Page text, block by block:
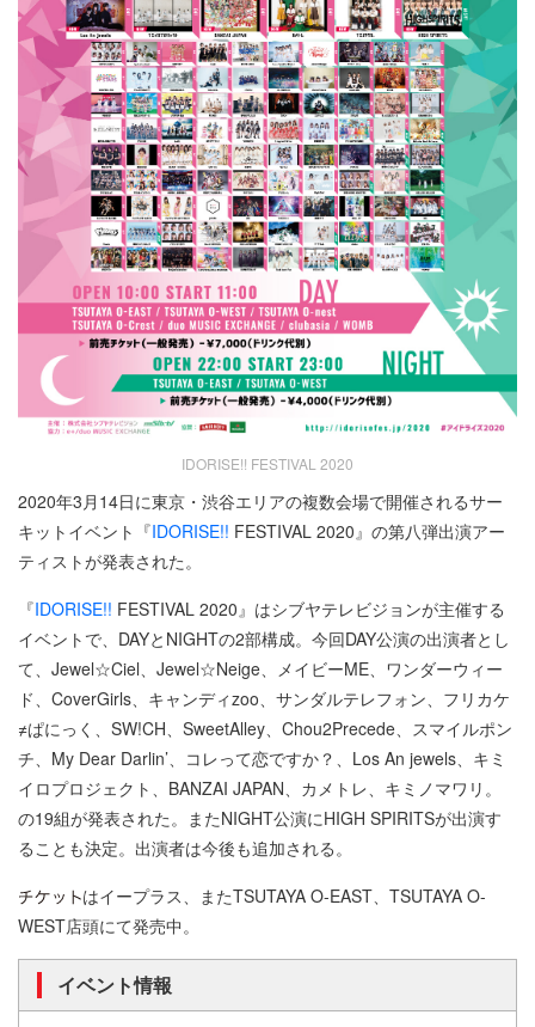
IDORISE!! FESTIVAL 2020
2020年3月14日に東京・渋谷エリアの複数会場で開催されるサー
キットイベント『IDORISE!! FESTIVAL 2020』の第八弾出演アー
ティストが発表された。
『IDORISE!! FESTIVAL 2020』はシブヤテレビジョンが主催する
イベントで、DAYとNIGHTの2部構成。今回DAY公演の出演者とし
て、Jewel☆Ciel、Jewel☆Neige、メイビーME、ワンダーウィー
ド、CoverGirls、キャンディzoo、サンダルテレフォン、フリカケ
≠ぱにっく、SW!CH、SweetAlley、Chou2Precede、スマイルポン
チ、My Dear Darlin’、コレって恋ですか？、Los An jewels、キミ
イロプロジェクト、BANZAI JAPAN、カメトレ、キミノマワリ。
の19組が発表された。またNIGHT公演にHIGH SPIRITSが出演す
ることも決定。出演者は今後も追加される。
はイープラス、またTSUTAYA O-EAST、TSUTAYA O-
WEST店頭にて発売中。
イベント情報